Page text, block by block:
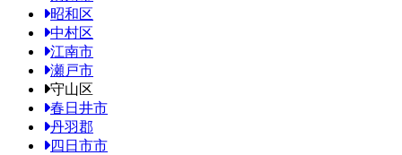
昭和区
中村区
江南市
瀬戸市
守山区
春日井市
丹羽郡
四日市市